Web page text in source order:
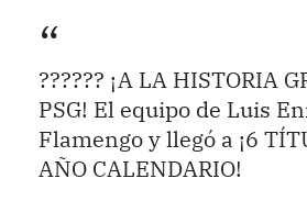
?????? ¡A LA HISTORIA
PSG! El equipo de Luis
Flamengo y llegó a ¡6
AÑO CALENDARIO!